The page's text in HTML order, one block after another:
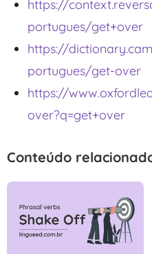
https://
portugues/get+over
https://
portugues/get-over
https://
over?q=get+over
Conteúdo